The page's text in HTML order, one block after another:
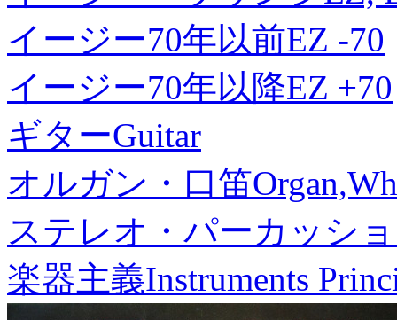
イージー70年以前EZ -70
イージー70年以降EZ +70
ギターGuitar
オルガン・口笛
ステレオ・パーカッシ
楽器主義Instruments